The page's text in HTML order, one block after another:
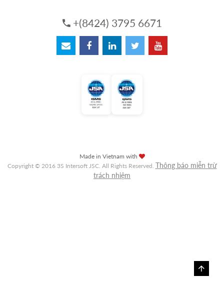
+(8424) 3795 6671
Made in Vietnam with
Copyright © 2016 3S Intersoft JSC. All Rights Reserved. Thông báo miễn trừ
trách nhiệm